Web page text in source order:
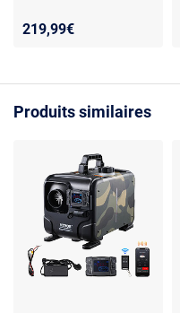
219,99€
Produits similaires